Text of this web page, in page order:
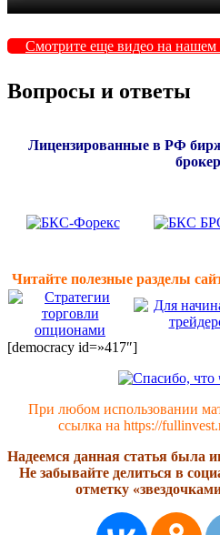
Смотрите еще видео на нашем
Вопросы и ответы
Лицензированные в РФ
Читайте полезные разделы
[democracy id=»417″]
При любом использовании
ссылка на https://
Надеемся данная статья была
Не забывайте делиться в
отметку